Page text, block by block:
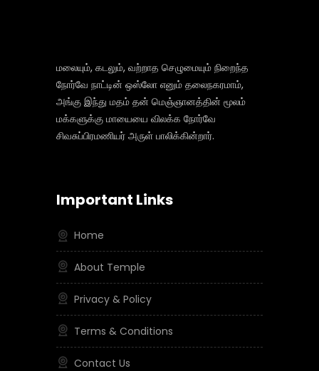
மலையும், கடலும், வற்றாத செழுமையும் நிறைந்த
நோர்வே நாட்டின் ஒஸ்லோ எனும் தலைநகரமாம்,
அங்கு இந்து மதம் தன் மெஞ்ஞானத்தின் மூலம்
மக்களுக்கு மாயையை விலக்க நோர்வே
சிவசுப்பிரமணியர் அருள் பாலிக்கின்றார்.
Important Links
Home
About Temple
Privacy & Policy
Terms & Conditions
Contact Us